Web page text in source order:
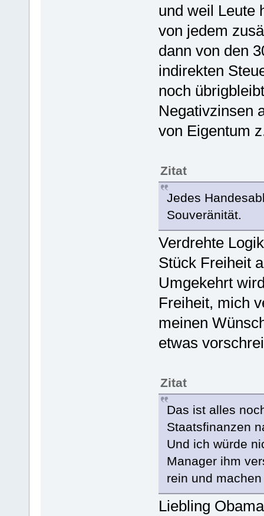
und weil Leute
von jedem
dann von den
indirekten
noch
Negativzinsen
von Eigentum
Zitat
Jedes
Souveränität.
Verdrehte
Stück Freiheit
Umgekehrt
Freiheit, mich
meinen
etwas
Zitat
Das ist alles
Staatsfinanzen
Und ich würde
Manager ihm
rein und
Liebling